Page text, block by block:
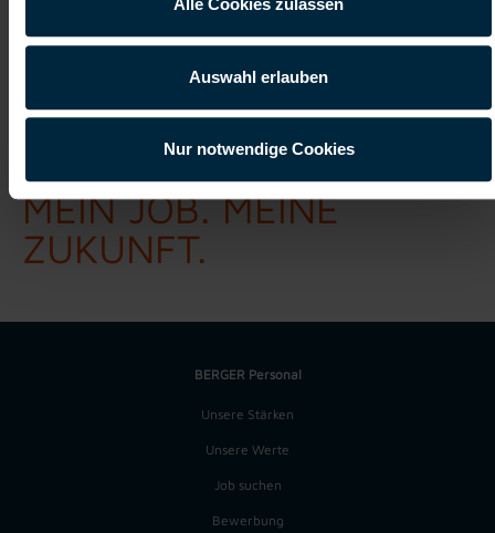
Alle Cookies zulassen
Auswahl erlauben
Nur notwendige Cookies
Berger Personal
MEIN JOB. MEINE
ZUKUNFT.
BERGER Personal
Unsere Stärken
Unsere Werte
Job suchen
Bewerbung